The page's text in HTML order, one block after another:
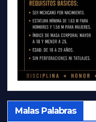
Malas Palabras